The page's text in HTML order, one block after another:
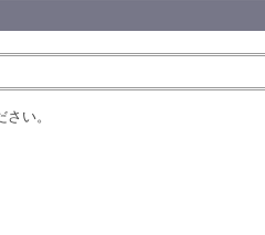
い。